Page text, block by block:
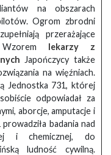
na obszarach
Ogrom zbrodni
przerażające
Wzorem lekarzy z
Japończycy także
na więźniach.
Jednostka 731, której
odpowiadał za
aborcje, amputacje i
badania nad
i chemicznej, do
ludność cywilną.